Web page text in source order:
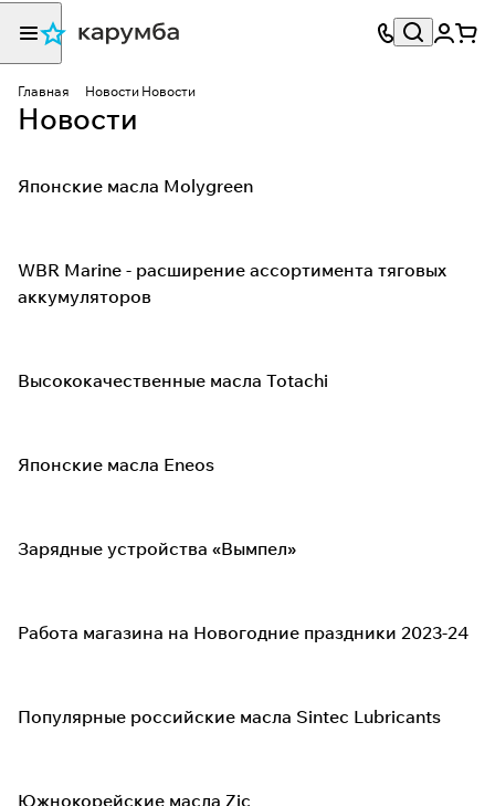
Главная Новости Новости
Новости
Японские масла Molygreen
WBR Marine - расширение ассортимента тяговых
аккумуляторов
Высококачественные масла Totachi
Японские масла Eneos
Зарядные устройства «Вымпел»
Работа магазина на Новогодние праздники 2023-24
Популярные российские масла Sintec Lubricants
Южнокорейские масла Zic